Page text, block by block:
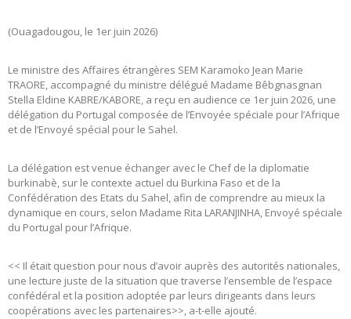
(Ouagadougou, le 1er juin 2026)
Le ministre des Affaires étrangères SEM Karamoko Jean Marie
TRAORE, accompagné du ministre délégué Madame Bêbgnasgnan
Stella Eldine KABRE/KABORE, a reçu en audience ce 1er juin 2026, une
délégation du Portugal composée de l’Envoyée spéciale pour l’Afrique
et de l’Envoyé spécial pour le Sahel.
La délégation est venue échanger avec le Chef de la diplomatie
burkinabè, sur le contexte actuel du Burkina Faso et de la
Confédération des Etats du Sahel, afin de comprendre au mieux la
dynamique en cours, selon Madame Rita LARANJINHA, Envoyé spéciale
du Portugal pour l’Afrique.
<< Il était question pour nous d’avoir auprès des autorités nationales,
une lecture juste de la situation que traverse l’ensemble de l’espace
confédéral et la position adoptée par leurs dirigeants dans leurs
coopérations avec les partenaires>>, a-t-elle ajouté.